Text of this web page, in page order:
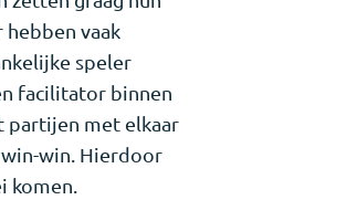
vaak
speler
facilitator binnen
partijen met elkaar
win-win. Hierdoor
komen.